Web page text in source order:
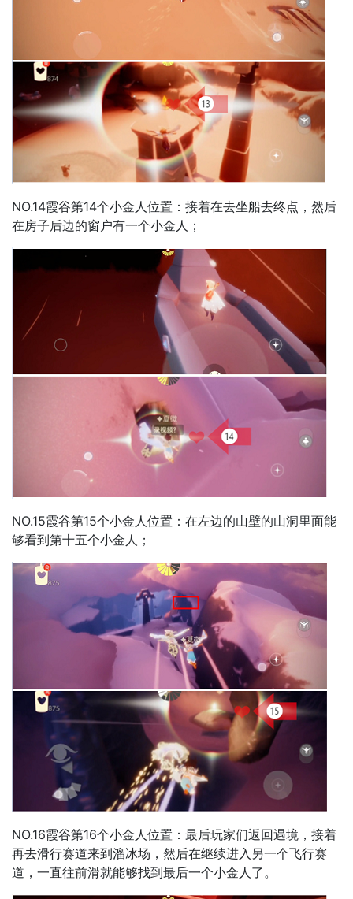
NO.14霞谷第14个小金人位置：接着在去坐船去终点，然后
在房子后边的窗户有一个小金人；
NO.15霞谷第15个小金人位置：在左边的山壁的山洞里面能
够看到第十五个小金人；
NO.16霞谷第16个小金人位置：最后玩家们返回遇境，接着
再去滑行赛道来到溜冰场，然后在继续进入另一个飞行赛
道，一直往前滑就能够找到最后一个小金人了。